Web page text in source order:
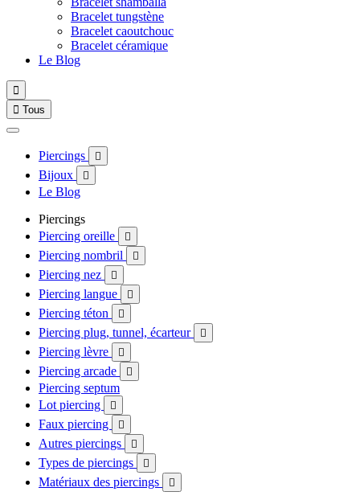
Bracelet tungstène
Bracelet caoutchouc
Bracelet céramique
Le Blog

 Tous
Piercings 
Bijoux 
Le Blog
Piercings
Piercing oreille

Piercing nombril 
Piercing nez 
Piercing langue 
Piercing téton 
Piercing plug, tunnel, écarteur 
Piercing lèvre 
Piercing arcade 
Piercing septum
Lot piercing

Faux piercing 
Autres piercings 
Types de piercings 
Matériaux des piercings 